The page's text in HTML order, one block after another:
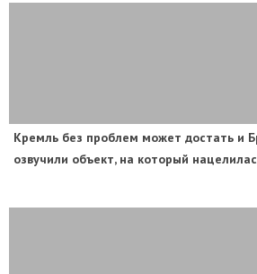
​Кремль без проблем может достать и
озвучили объект, на который